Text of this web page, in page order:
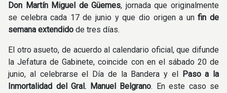
Don Martín Miguel de Güemes, jornada que originalmente
se celebra cada 17 de junio y que dio origen a unfin de
semana extendido de tres días.
El otro asueto, de acuerdo al calendario oficial, que difunde
la Jefatura de Gabinete, coincide con en el sábado 20 de
junio, al celebrarse el Día de la Bandera y el Paso a la
Inmortalidad del Gral. Manuel Belgrano. En este caso se